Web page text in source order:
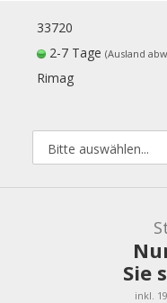
33720
2-7 Tage(Ausland
Rimag
Sie
inkl.